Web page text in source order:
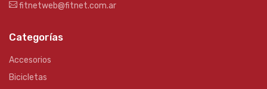
fitnetweb@fitnet.com.ar
Categorías
Accesorios
Bicicletas